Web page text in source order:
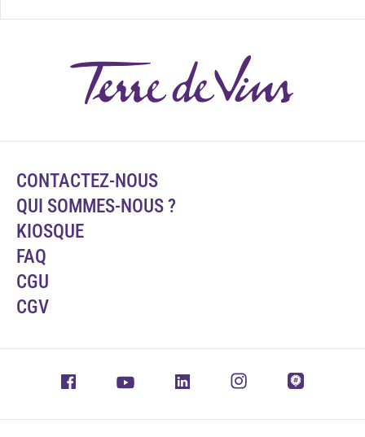
CONTACTEZ-NOUS
QUI SOMMES-NOUS ?
KIOSQUE
FAQ
CGU
CGV